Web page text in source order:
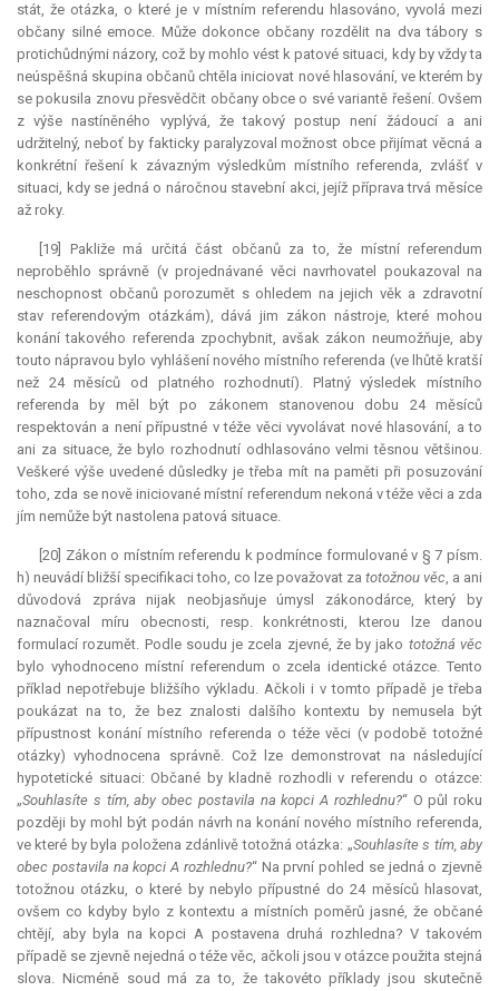
stát, že otázka, o které je v místním referendu hlasováno, vyvolá mezi
občany silné emoce. Může dokonce občany rozdělit na dva tábory s
protichůdnými názory, což by mohlo vést k patové situaci, kdy by vždy ta
neúspěšná skupina občanů chtěla iniciovat nové hlasování, ve kterém by
se pokusila znovu přesvědčit občany obce o své variantě řešení. Ovšem
z výše nastíněného vyplývá, že takový postup není žádoucí a ani
udržitelný, neboť by fakticky paralyzoval možnost obce přijímat věcná a
konkrétní řešení k závazným výsledkům místního referenda, zvlášť v
situaci, kdy se jedná o náročnou stavební akci, jejíž příprava trvá měsíce
až roky.
[19] Pakliže má určitá část občanů za to, že místní referendum
neproběhlo správně (v projednávané věci navrhovatel poukazoval na
neschopnost občanů porozumět s ohledem na jejich věk a zdravotní
stav referendovým otázkám), dává jim zákon nástroje, které mohou
konání takového referenda zpochybnit, avšak zákon neumožňuje, aby
touto nápravou bylo vyhlášení nového místního referenda (ve lhůtě kratší
než 24 měsíců od platného rozhodnutí). Platný výsledek místního
referenda by měl být po zákonem stanovenou dobu 24 měsíců
respektován a není přípustné v téže věci vyvolávat nové hlasování, a to
ani za situace, že bylo rozhodnutí odhlasováno velmi těsnou většinou.
Veškeré výše uvedené důsledky je třeba mít na paměti při posuzování
toho, zda se nově iniciované místní referendum nekoná v téže věci a zda
jím nemůže být nastolena patová situace.
[20] Zákon o místním referendu k podmínce formulované v § 7 písm.
h) neuvádí bližší specifikaci toho, co lze považovat za totožnou věc, a ani
důvodová zpráva nijak neobjasňuje úmysl zákonodárce, který by
naznačoval míru obecnosti, resp. konkrétnosti, kterou lze danou
formulací rozumět. Podle soudu je zcela zjevné, že by jako totožná věc
bylo vyhodnoceno místní referendum o zcela identické otázce. Tento
příklad nepotřebuje bližšího výkladu. Ačkoli i v tomto případě je třeba
poukázat na to, že bez znalosti dalšího kontextu by nemusela být
přípustnost konání místního referenda o téže věci (v podobě totožné
otázky) vyhodnocena správně. Což lze demonstrovat na následující
hypotetické situaci: Občané by kladně rozhodli v referendu o otázce:
„Souhlasíte s tím, aby obec postavila na kopci A rozhlednu?“ O půl roku
později by mohl být podán návrh na konání nového místního referenda,
ve které by byla položena zdánlivě totožná otázka: „Souhlasíte s tím, aby
obec postavila na kopci A rozhlednu?“ Na první pohled se jedná o zjevně
totožnou otázku, o které by nebylo přípustné do 24 měsíců hlasovat,
ovšem co kdyby bylo z kontextu a místních poměrů jasné, že občané
chtějí, aby byla na kopci A postavena druhá rozhledna? V takovém
případě se zjevně nejedná o téže věc, ačkoli jsou v otázce použita stejná
slova. Nicméně soud má za to, že takovéto příklady jsou skutečně